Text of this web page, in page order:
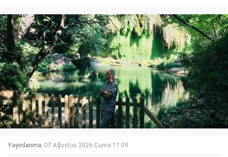
Yayınlanma: 07 Ağustos 2026 Cuma 17:09